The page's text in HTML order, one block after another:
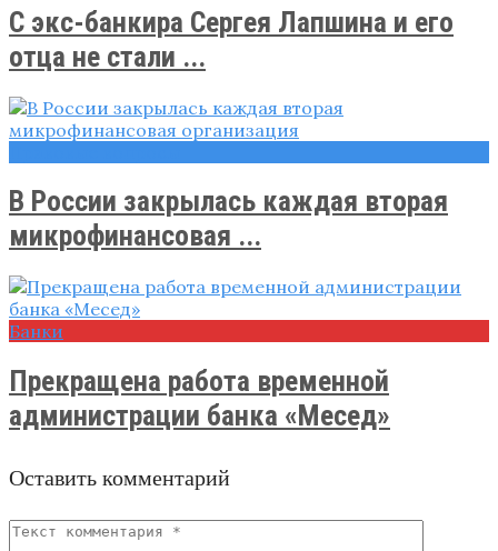
С экс-банкира Сергея Лапшина и его
отца не стали ...
В России закрылась каждая вторая
микрофинансовая ...
Банки
Прекращена работа временной
администрации банка «Месед»
Оставить комментарий